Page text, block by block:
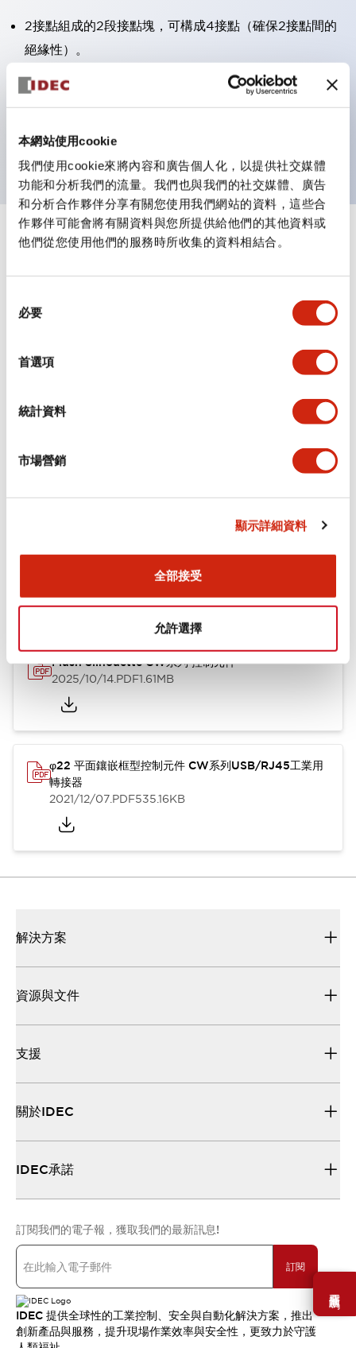
本網站使用cookie
我們使用cookie來將內容和廣告個人化，以提供社交媒體
功能和分析我們的流量。我們也與我們的社交媒體、廣告
和分析合作夥伴分享有關您使用我們網站的資料，這些合
作夥伴可能會將有關資料與您所提供給他們的其他資料或
他們從您使用他們的服務時所收集的資料相結合。
必要
首選項
統計資料
市場營銷
顯示詳細資料
全部接受
允許選擇
需要幫助嗎？
2接點組成的2段接點塊，可構成4接點（確保2接點間的
絕緣性）。
面板深度39.9mm（※11段接點塊）、59.9mm（※22段
接點塊）。可實現省空間設計。
防護結構
規格
審美規範
環境規範
功能規格
機械規格
型錄和宣傳手冊 CAD檔 認證與標準
Flush Silhouette CW系列 控制元件
2025/10/14.PDF1.61MB
φ22 平面鑲嵌框型控制元件 CW系列USB/RJ45工業用
轉接器
2021/12/07.PDF535.16KB
解決方案
資源與文件
支援
關於IDEC
IDEC承諾
訂閱我們的電子報，獲取我們的最新訊息!
訂閱
IDEC 提供全球性的工業控制、安全與自動化解決方案，推出
創新產品與服務，提升現場作業效率與安全性，更致力於守護